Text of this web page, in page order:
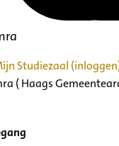
Studiezaal
( Haags